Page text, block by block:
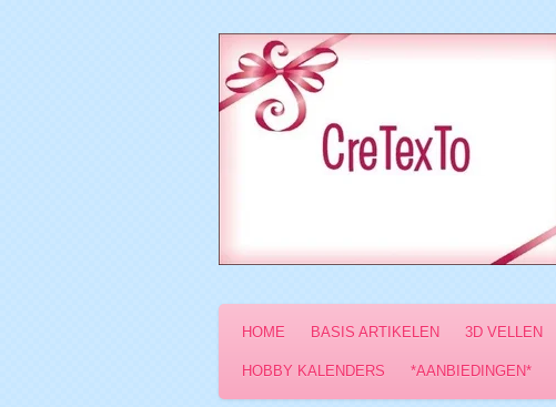
HOME BASIS ARTIKELEN 3D VELLEN
HOBBY KALENDERS *AANBIEDINGEN*